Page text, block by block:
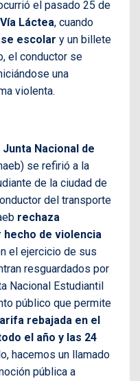
el pasado 25 de
Láctea, cuando
escolar y un billete
el conductor se
una
violenta.
Junta Nacional de
se refirió a la
de la ciudad de
del transporte
rechaza
de violencia
el ejercicio de sus
resguardados por
Nacional Estudiantil
público que permite
rebajada en el
el año y las 24
hacemos un llamado
pública a